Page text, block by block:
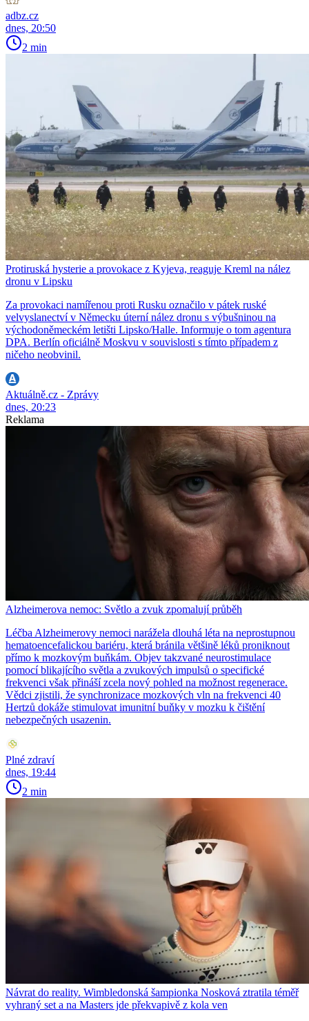
adbz.cz
dnes, 20:50
2 min
Protiruská hysterie a provokace z Kyjeva, reaguje Kreml na nález
dronu v Lipsku
Za provokaci namířenou proti Rusku označilo v pátek ruské
velvyslanectví v Německu úterní nález dronu s výbušninou na
východoněmeckém letišti Lipsko/Halle. Informuje o tom agentura
DPA. Berlín oficiálně Moskvu v souvislosti s tímto případem z
ničeho neobvinil.
Aktuálně.cz - Zprávy
dnes, 20:23
Reklama
Alzheimerova nemoc: Světlo a zvuk zpomalují průběh
Léčba Alzheimerovy nemoci narážela dlouhá léta na neprostupnou
hematoencefalickou bariéru, která bránila většině léků proniknout
přímo k mozkovým buňkám. Objev takzvané neurostimulace
pomocí blikajícího světla a zvukových impulsů o specifické
frekvenci však přináší zcela nový pohled na možnost regenerace.
Vědci zjistili, že synchronizace mozkových vln na frekvenci 40
Hertzů dokáže stimulovat imunitní buňky v mozku k čištění
nebezpečných usazenin.
Plné zdraví
dnes, 19:44
2 min
Návrat do reality. Wimbledonská šampionka Nosková ztratila téměř
vyhraný set a na Masters jde překvapivě z kola ven